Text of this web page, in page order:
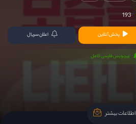
193
پخش آنلاین اعلان سریال
زیرنویس فارسی کامل
اطلاعات بیشتر